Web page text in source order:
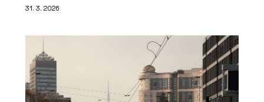
31. 3. 2026